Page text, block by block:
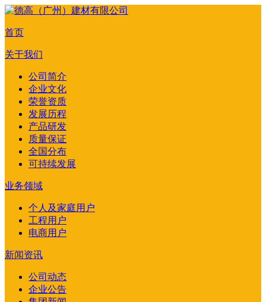
首页
关于我们
公司简介
企业文化
荣誉资质
发展历程
产品研发
质量保证
全国分布
可持续发展
业务领域
个人及家庭用户
工程用户
电商用户
新闻资讯
公司动态
企业公告